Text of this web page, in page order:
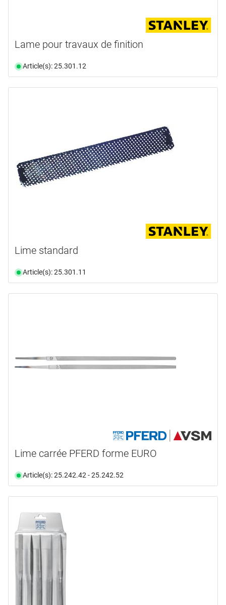
Lame pour travaux de finition
Article(s): 25.301.12
Lime standard
Article(s): 25.301.11
Lime carrée PFERD forme EURO
Article(s): 25.242.42 - 25.242.52